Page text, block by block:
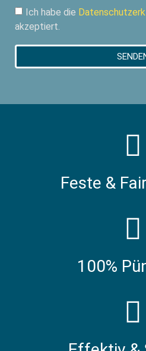
Ich habe die
akzeptiert.
Feste &
100%